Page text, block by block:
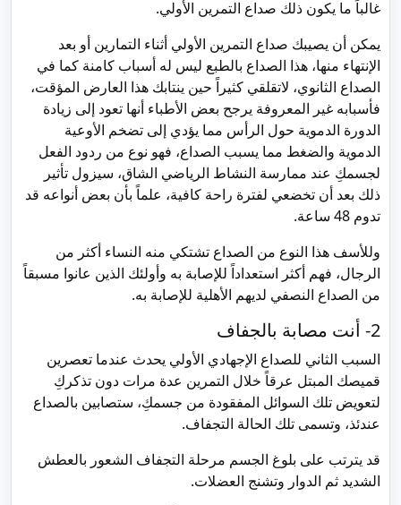
غالباً ما يكون ذلك صداع التمرين الأولي.
يمكن أن يصيبك صداع التمرين الأولي أثناء التمارين أو بعد
الإنتهاء منها، هذا الصداع بالطبع ليس له أسباب كامنة كما في
الصداع الثانوي، لاتقلقي كثيراً حين ينتابك هذا العارض المؤقت،
فأسبابه غير المعروفة يرجح بعض الأطباء أنها تعود إلى زيادة
الدورة الدموية حول الرأس مما يؤدي إلى تضخم الأوعية
الدموية والضغط مما يسبب الصداع، فهو نوع من ردود الفعل
لجسمكِ عند ممارسة النشاط الرياضي الشاق، سيزول تأثير
ذلك بعد أن تخضعي لفترة راحة كافية، علماً بأن بعض أنواعه قد
تدوم 48 ساعة.
وللأسف هذا النوع من الصداع تشتكي منه النساء أكثر من
الرجال، فهم أكثر استعداداً للإصابة به وأولئك الذين عانوا مسبقاً
من الصداع النصفي لديهم الأهلية للإصابة به.
2- أنت مصابة بالجفاف
السبب الثاني للصداع الإجهادي الأولي يحدث عندما تعصرين
قميصك المبتل عرقاً خلال التمرين عدة مرات دون تذكركِ
لتعويض تلك السوائل المفقودة من جسمكِ، ستصابين بالصداع
عندئذ، وتسمى تلك الحالة التجفاف.
قد يترتب على بلوغ الجسم مرحلة التجفاف الشعور بالعطش
الشديد ثم الدوار وتشنج العضلات.